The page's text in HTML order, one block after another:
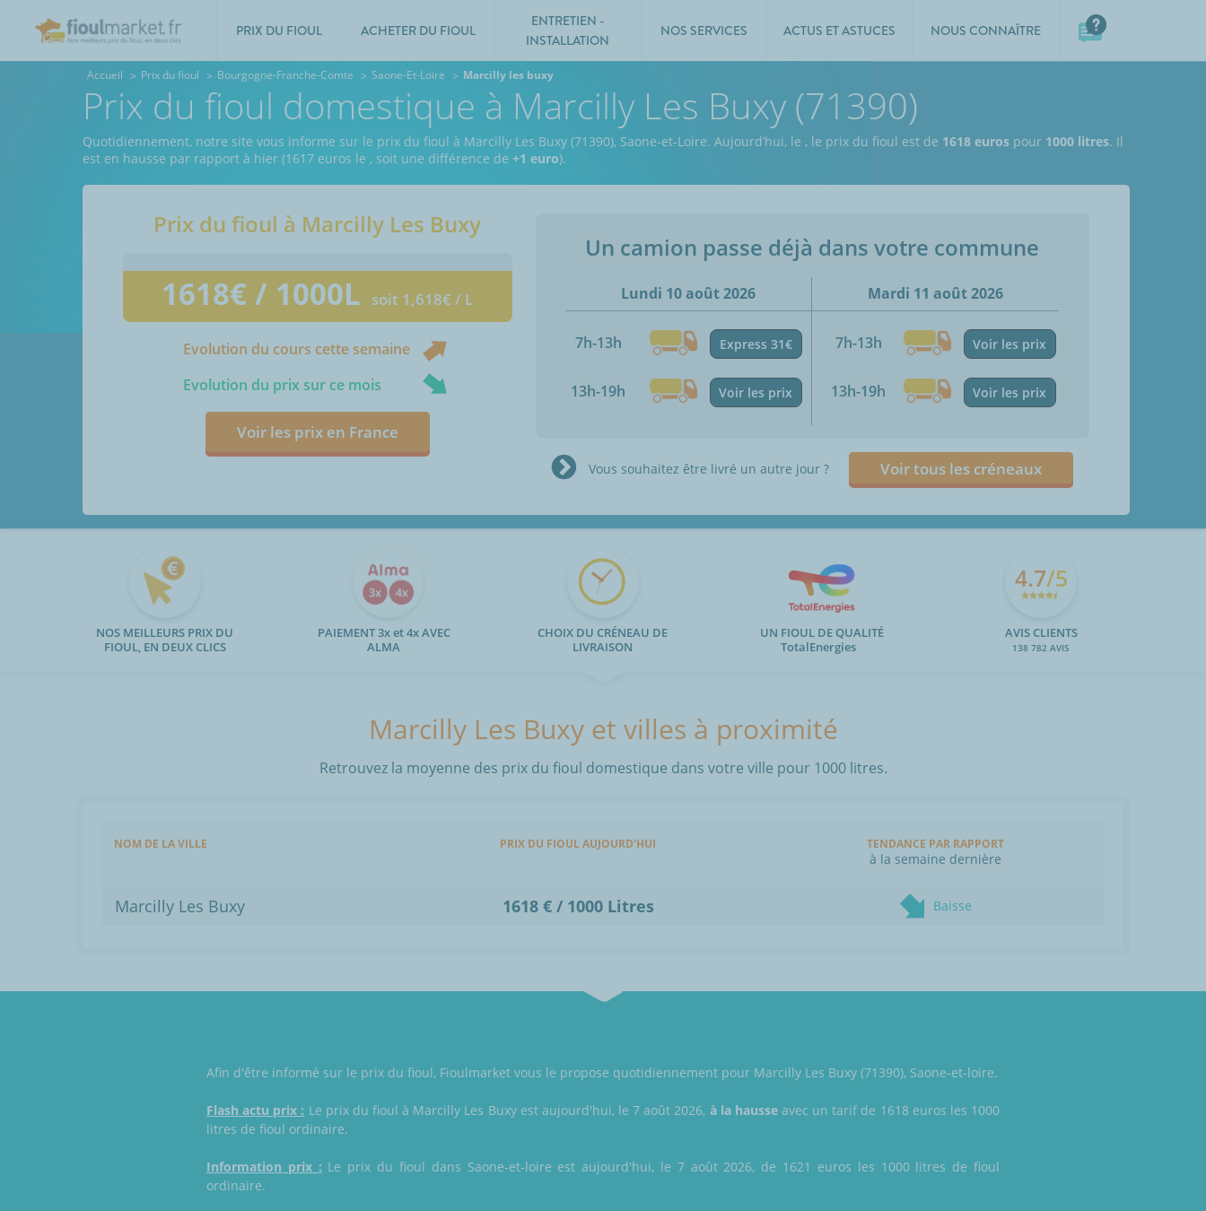
PRIX DU FIOUL ACHETER DU FIOUL
ENTRETIEN -
INSTALLATION
NOS SERVICES ACTUS ET ASTUCES NOUS CONNAÎTRE
Accueil Prix du fioul Bourgogne-Franche-Comte Saone-Et-Loire Marcilly les buxy
Prix du fioul domestique à Marcilly Les Buxy (71390)
Quotidiennement, notre site vous informe sur le prix du fioul à Marcilly Les Buxy (71390), Saone-et-Loire. Aujourd’hui, le , le prix du fioul est de 1618 euros pour 1000 litres. Il
est en hausse par rapport à hier (1617 euros le , soit une différence de +1 euro).
Prix du fioul à Marcilly Les Buxy
1618€ / 1000L soit 1,618€ / L
Evolution du cours cette semaine
Evolution du prix sur ce mois
Voir les prix en France
Un camion passe déjà dans votre commune
Lundi 10 août 2026
7h-13h Express 31€
13h-19h Voir les prix
Mardi 11 août 2026
7h-13h Voir les prix
13h-19h Voir les prix
Vous souhaitez être livré un autre jour ? Voir tous les créneaux
NOS MEILLEURS PRIX DU
FIOUL, EN DEUX CLICS
PAIEMENT 3x et 4x AVEC
ALMA
CHOIX DU CRÉNEAU DE
LIVRAISON
UN FIOUL DE QUALITÉ
TotalEnergies
4.7/5
AVIS CLIENTS
138 782 AVIS
Marcilly Les Buxy et villes à proximité
Retrouvez la moyenne des prix du fioul domestique dans votre ville pour 1000 litres.
NOM DE LA VILLE PRIX DU FIOUL AUJOURD'HUI TENDANCE PAR RAPPORT
à la semaine dernière
Marcilly Les Buxy 1618 € / 1000 Litres Baisse
Afin d'être informé sur le prix du fioul, Fioulmarket vous le propose quotidiennement pour Marcilly Les Buxy (71390), Saone-et-loire.
Flash actu prix : Le prix du fioul à Marcilly Les Buxy est aujourd'hui, le 7 août 2026, à la hausseavec un tarif de 1618 euros les 1000
litres de fioul ordinaire.
Information prix : Le prix du fioul dans Saone-et-loire est aujourd'hui, le 7 août 2026, de 1621 euros les 1000 litres de fioul
ordinaire.